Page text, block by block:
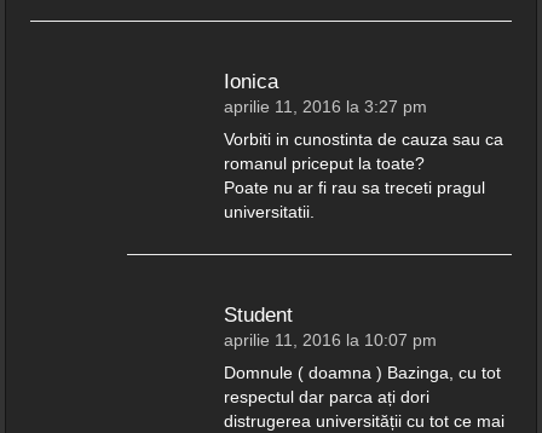
Ionica
aprilie 11, 2016 la 3:27 pm
Vorbiti in cunostinta de cauza sau ca
romanul priceput la toate?
Poate nu ar fi rau sa treceti pragul
universitatii.
Student
aprilie 11, 2016 la 10:07 pm
Domnule ( doamna ) Bazinga, cu tot
respectul dar parca ați dori
distrugerea universității cu tot ce mai